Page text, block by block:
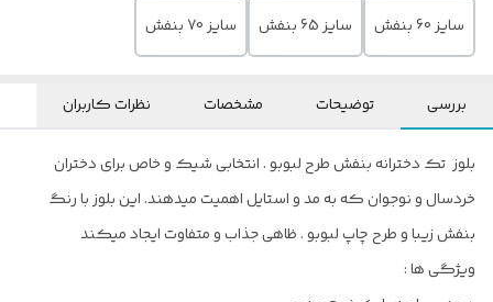
سایز 60 بنفش سایز 65 بنفش سایز 70 بنفش
بررسی توضیحات مشخصات نظرات کاربران
بلوز تک دخترانه بنفش طرح لبوبو . انتخابی شیک و خاص برای دختران
خردسال و نوجوان که به مد و استایل اهمیت میدهند. این بلوز با رنگ
بنفش زیبا و طرح چاپ لبوبو . ظاهی جذاب و متفاوت ایجاد میکند
ویژگی ها :